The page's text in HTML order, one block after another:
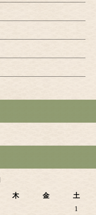
木 金
土
1